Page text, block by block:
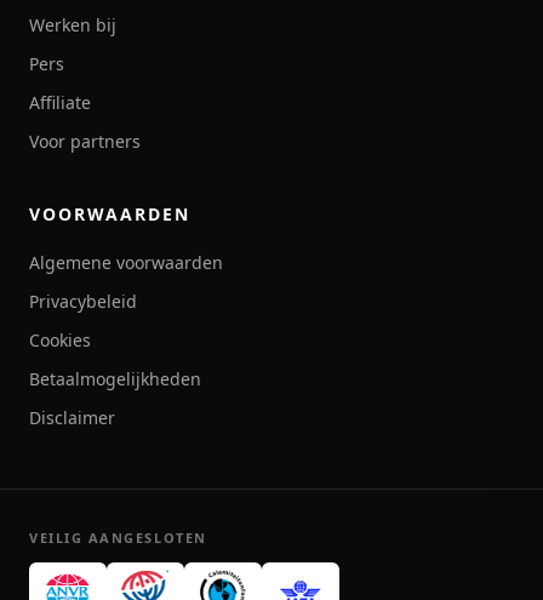
Werken bij
Pers
Affiliate
Voor partners
VOORWAARDEN
Algemene voorwaarden
Privacybeleid
Cookies
Betaalmogelijkheden
Disclaimer
VEILIG AANGESLOTEN